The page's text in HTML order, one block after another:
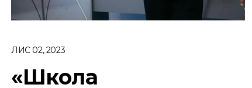
ЛИС 02, 2023
«Школа